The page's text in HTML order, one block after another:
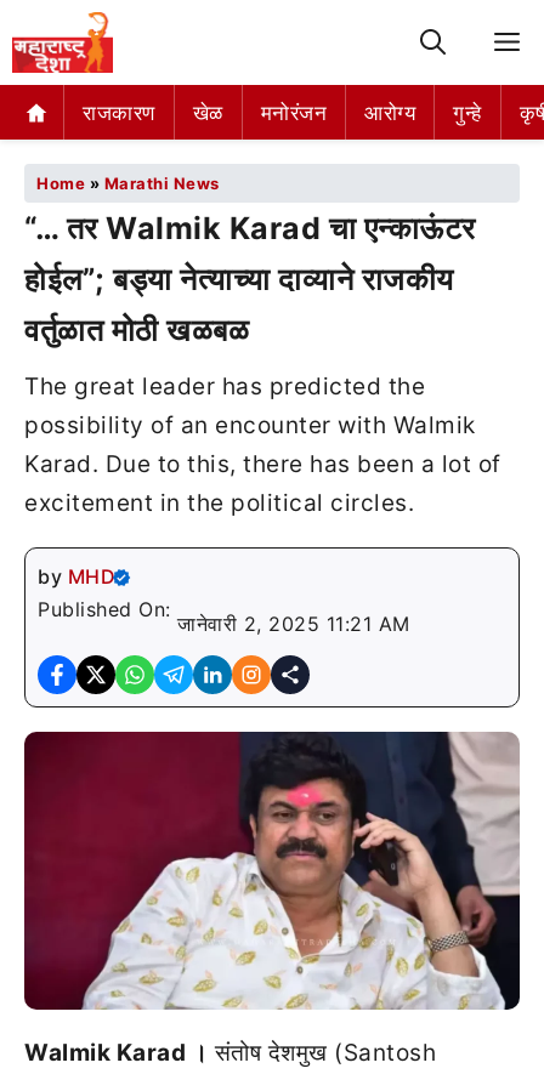
राजकारण खेळ मनोरंजन आरोग्य गुन्हे
Home » Marathi News
“… तर Walmik Karad चा एन्काऊंटर
होईल”; बड्या नेत्याच्या दाव्याने राजकीय
वर्तुळात मोठी खळबळ
The great leader has predicted the
possibility of an encounter with Walmik
Karad. Due to this, there has been a lot of
excitement in the political circles.
by MHD
Published On:
जानेवारी 2, 2025 11:21 AM
Walmik Karad । संतोष देशमुख (Santosh